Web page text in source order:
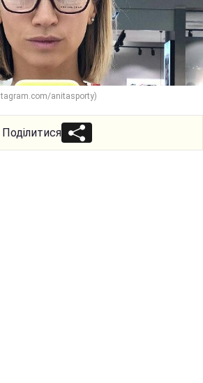
anitasporty)
Поділитися